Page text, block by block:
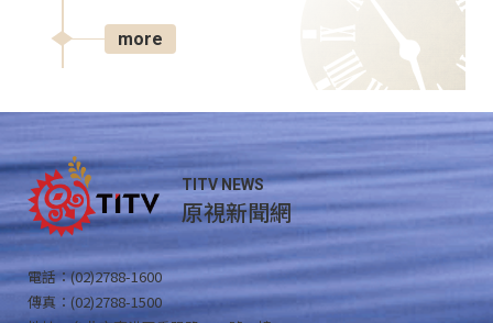
more
TITV NEWS
原視新聞網
電話：(02)2788-1600
傳真：(02)2788-1500